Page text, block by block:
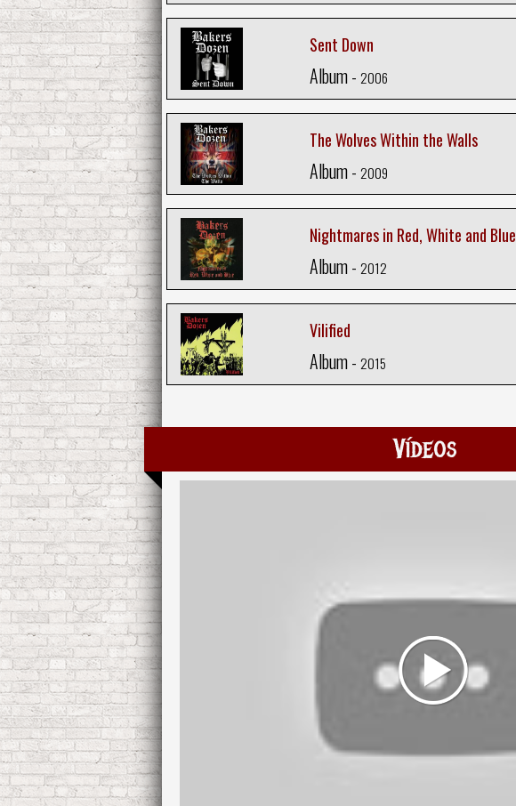
Sent Down
Album - 2006
The Wolves Within the Walls
Album - 2009
Nightmares in Red, White and Blue
Album - 2012
Vilified
Album - 2015
Vídeos